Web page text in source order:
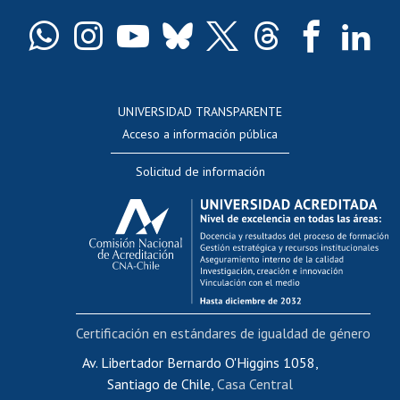
Docentes
Evaluación docente
Calificación académica
Postulación al AUCAI
Funcionarias/os
Cursos internos de capacitación
Bienestar del personal
Portal de movilidad interna
Certificado de renta
Certificado de renta honorarios
UNIVERSIDAD TRANSPARENTE
Acceso a información pública
Solicitud de información
Av. Libertador Bernardo O'Higgins 1058,
Santiago de Chile, Casa Central
Certificación en estándares de igualdad de género